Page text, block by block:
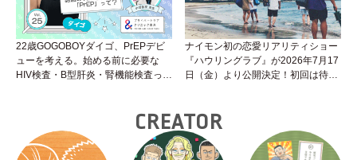
22歳GOGOBOYダイゴ、PrEPデビ
ューを考える。始める前に必要な
HIV検査・B型肝炎・腎機能検査っ
生に聞けばイイ！（Vol.25）
ナイモン初の恋愛リアリティショー
『ハウリングラブ』が2026年7月17
日（金）より公開決定！初回は待望
CREATOR